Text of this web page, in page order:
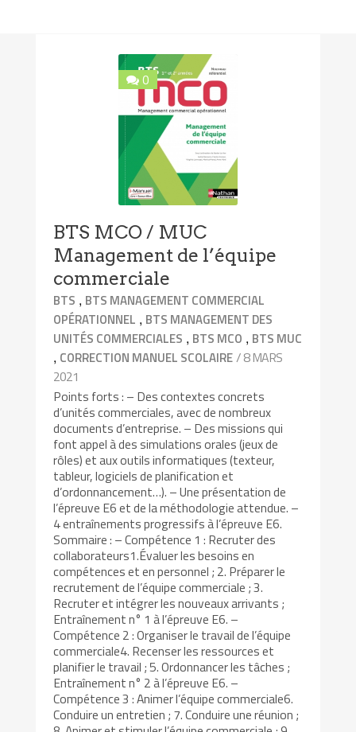
0
BTS MCO / MUC
Management de l’équipe
commerciale
BTS , BTS MANAGEMENT COMMERCIAL
OPÉRATIONNEL , BTS MANAGEMENT DES
UNITÉS COMMERCIALES , BTS MCO , BTS MUC
, CORRECTION MANUEL SCOLAIRE/ 8 MARS
2021
Points forts : – Des contextes concrets
d’unités commerciales, avec de nombreux
documents d’entreprise. – Des missions qui
font appel à des simulations orales (jeux de
rôles) et aux outils informatiques (texteur,
tableur, logiciels de planification et
d’ordonnancement…). – Une présentation de
l’épreuve E6 et de la méthodologie attendue. –
4 entraînements progressifs à l’épreuve E6.
Sommaire : – Compétence 1 : Recruter des
collaborateurs1.Évaluer les besoins en
compétences et en personnel ; 2. Préparer le
recrutement de l’équipe commerciale ; 3.
Recruter et intégrer les nouveaux arrivants ;
Entraînement n° 1 à l’épreuve E6. –
Compétence 2 : Organiser le travail de l’équipe
commerciale4. Recenser les ressources et
planifier le travail ; 5. Ordonnancer les tâches ;
Entraînement n° 2 à l’épreuve E6. –
Compétence 3 : Animer l’équipe commerciale6.
Conduire un entretien ; 7. Conduire une réunion ;